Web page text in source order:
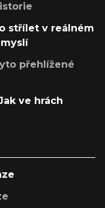
střílet v reálném
přehlížené
ve hrách